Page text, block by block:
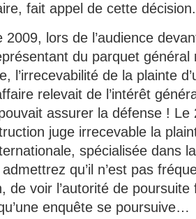
fait appel de cette décision.
2009, lors de l’audience
du parquet
l’irrecevabilité de la plainte
relevait de l’intérêt
assurer la défense ! Le
juge irrecevable la
spécialisée dans
qu’il n’est pas
de voir l’autorité de
enquête se poursuive…